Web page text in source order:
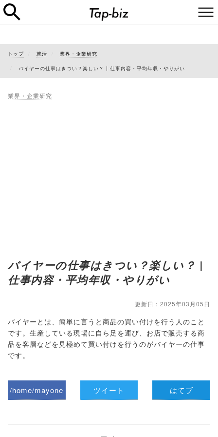
トップ 就活 業界・企業研究
バイヤーの仕事はきつい？楽しい？ | 仕事内容・平均年収・やりがい
業界・企業研究
バイヤーの仕事はきつい？楽しい？ |
仕事内容・平均年収・やりがい
更新日：2025年03月05日
バイヤーとは、簡単に言うと商品の買い付けを行う人のこと
です。生産している現場に自ら足を運び、お店で販売する商
品を客層などを見極めて買い付けを行うのがバイヤーの仕事
です。
/home/mayone
ツイート はてブ